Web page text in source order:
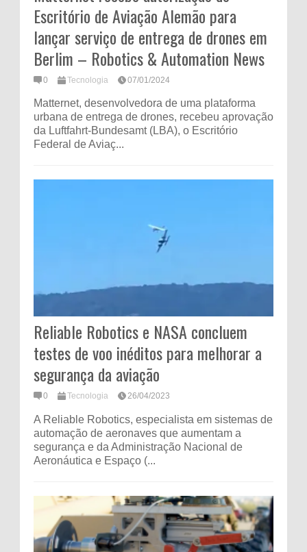
Escritório de Aviação Alemão para
lançar serviço de entrega de drones em
Berlim – Robotics & Automation News
0 Tecnologia 07/01/2024
Matternet, desenvolvedora de uma plataforma
urbana de entrega de drones, recebeu aprovação
da Luftfahrt-Bundesamt (LBA), o Escritório
Federal de Aviaç...
Reliable Robotics e NASA concluem
testes de voo inéditos para melhorar a
segurança da aviação
0 Tecnologia 26/04/2023
A Reliable Robotics, especialista em sistemas de
automação de aeronaves que aumentam a
segurança e da Administração Nacional de
Aeronáutica e Espaço (...